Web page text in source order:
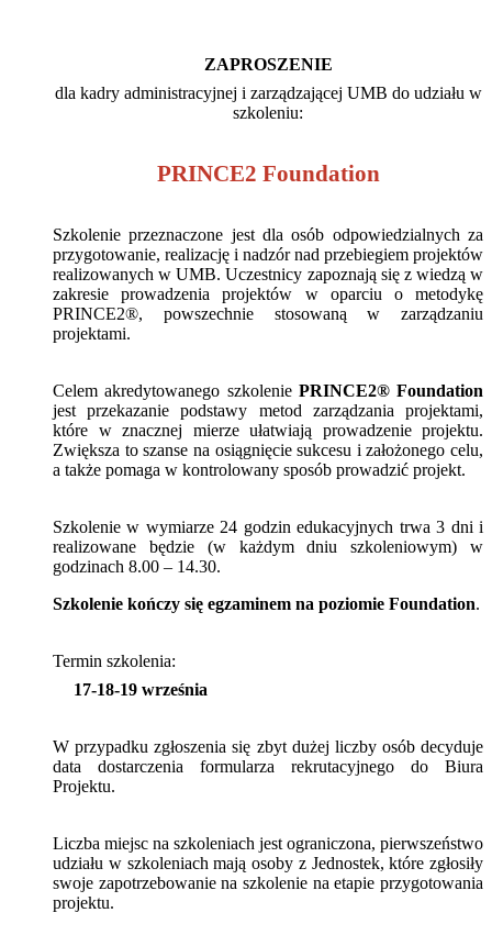
ZAPROSZENIE
dla kadry administracyjnej i zarządzającej UMB do udziału w
szkoleniu:
PRINCE2 Foundation
Szkolenie przeznaczone jest dla osób odpowiedzialnych za
przygotowanie, realizację i nadzór nad przebiegiem projektów
realizowanych w UMB. Uczestnicy zapoznają się z wiedzą w
zakresie prowadzenia projektów w oparciu o metodykę
PRINCE2®, powszechnie stosowaną w zarządzaniu
projektami.
Celem akredytowanego szkolenie PRINCE2® Foundation
jest przekazanie podstawy metod zarządzania projektami,
które w znacznej mierze ułatwiają prowadzenie projektu.
Zwiększa to szanse na osiągnięcie sukcesu i założonego celu,
a także pomaga w kontrolowany sposób prowadzić projekt.
Szkolenie w wymiarze 24 godzin edukacyjnych trwa 3 dni i
realizowane będzie (w każdym dniu szkoleniowym) w
godzinach 8.00 – 14.30.
Szkolenie kończy się egzaminem na poziomie Foundation.
Termin szkolenia:
17-18-19 września
W przypadku zgłoszenia się zbyt dużej liczby osób decyduje
data dostarczenia formularza rekrutacyjnego do Biura
Projektu.
Liczba miejsc na szkoleniach jest ograniczona, pierwszeństwo
udziału w szkoleniach mają osoby z Jednostek, które zgłosiły
swoje zapotrzebowanie na szkolenie na etapie przygotowania
projektu.